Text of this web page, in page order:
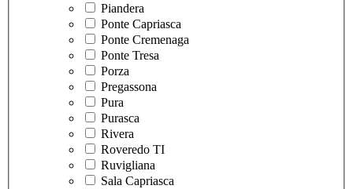
Piandera
Ponte Capriasca
Ponte Cremenaga
Ponte Tresa
Porza
Pregassona
Pura
Purasca
Rivera
Roveredo TI
Ruvigliana
Sala Capriasca